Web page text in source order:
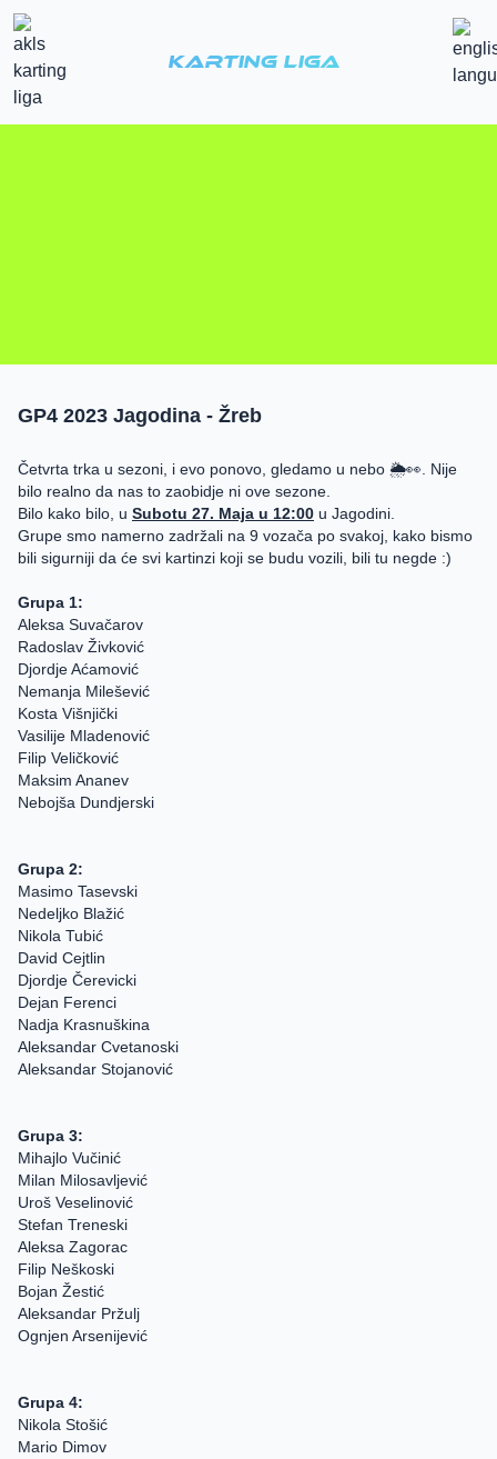
Karting Liga
GP4 2023 Jagodina - Žreb
Četvrta trka u sezoni, i evo ponovo, gledamo u nebo 🌦👀. Nije
bilo realno da nas to zaobidje ni ove sezone.
Bilo kako bilo, u Subotu 27. Maja u 12:00 u Jagodini.
Grupe smo namerno zadržali na 9 vozača po svakoj, kako bismo
bili sigurniji da će svi kartinzi koji se budu vozili, bili tu negde :)
Grupa 1:
Aleksa Suvačarov
Radoslav Živković
Djordje Aćamović
Nemanja Milešević
Kosta Višnjički
Vasilije Mladenović
Filip Veličković
Maksim Ananev
Nebojša Dundjerski
Grupa 2:
Masimo Tasevski
Nedeljko Blažić
Nikola Tubić
David Cejtlin
Djordje Čerevicki
Dejan Ferenci
Nadja Krasnuškina
Aleksandar Cvetanoski
Aleksandar Stojanović
Grupa 3:
Mihajlo Vučinić
Milan Milosavljević
Uroš Veselinović
Stefan Treneski
Aleksa Zagorac
Filip Neškoski
Bojan Žestić
Aleksandar Pržulj
Ognjen Arsenijević
Grupa 4:
Nikola Stošić
Mario Dimov